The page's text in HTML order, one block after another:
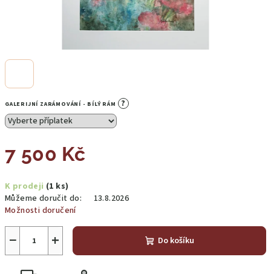
GALERIJNÍ ZARÁMOVÁNÍ - BÍLÝ RÁM ?
7 500 Kč
cena:
K prodeji (1 ks)
Můžeme doručit do:
13.8.2026
Možnosti doručení
+
− Do košíku